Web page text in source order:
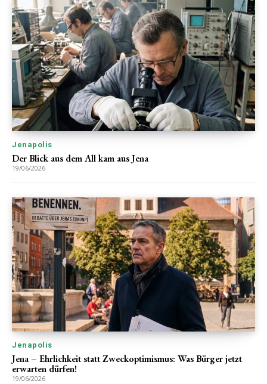
Jenapolis
Der Blick aus dem All kam aus Jena
19/06/2026
Jenapolis
Jena – Ehrlichkeit statt Zweckoptimismus: Was Bürger jetzt
erwarten dürfen!
19/06/2026